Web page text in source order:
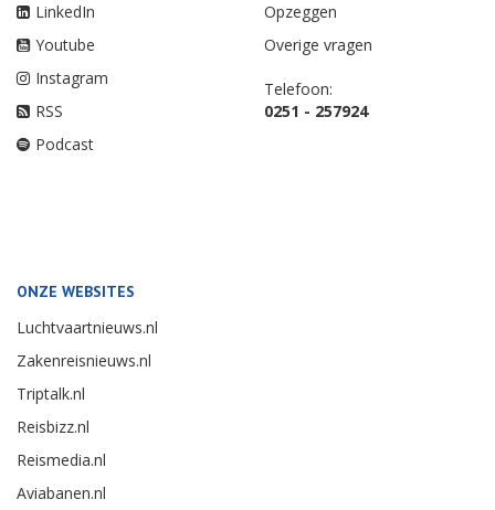
LinkedIn
Youtube
Instagram
RSS
Podcast
Opzeggen
Overige vragen
Telefoon:
0251 - 257924
ONZE WEBSITES
Luchtvaartnieuws.nl
Zakenreisnieuws.nl
Triptalk.nl
Reisbizz.nl
Reismedia.nl
Aviabanen.nl